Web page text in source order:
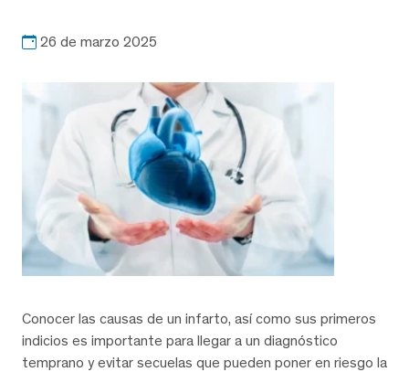
26 de marzo 2025
Conocer las causas de un infarto, así como sus primeros
indicios es importante para llegar a un diagnóstico
temprano y evitar secuelas que pueden poner en riesgo la